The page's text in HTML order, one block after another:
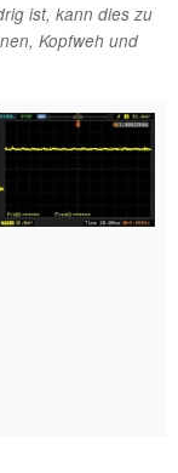
ist, kann dies zu
Kopfweh und